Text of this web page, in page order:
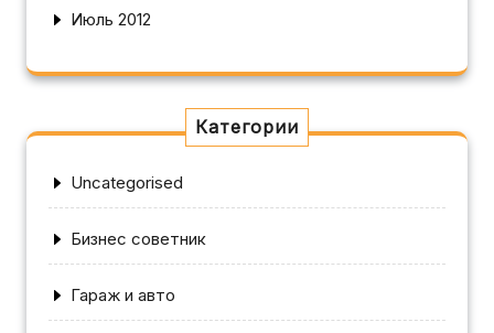
Июль 2012
Категории
Uncategorised
Бизнес советник
Гараж и авто